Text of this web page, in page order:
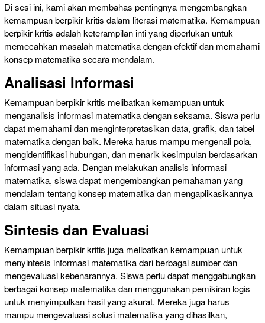
Di sesi ini, kami akan membahas pentingnya mengembangkan
kemampuan berpikir kritis dalam literasi matematika. Kemampuan
berpikir kritis adalah keterampilan inti yang diperlukan untuk
memecahkan masalah matematika dengan efektif dan memahami
konsep matematika secara mendalam.
Analisasi Informasi
Kemampuan berpikir kritis melibatkan kemampuan untuk
menganalisis informasi matematika dengan seksama. Siswa perlu
dapat memahami dan menginterpretasikan data, grafik, dan tabel
matematika dengan baik. Mereka harus mampu mengenali pola,
mengidentifikasi hubungan, dan menarik kesimpulan berdasarkan
informasi yang ada. Dengan melakukan analisis informasi
matematika, siswa dapat mengembangkan pemahaman yang
mendalam tentang konsep matematika dan mengaplikasikannya
dalam situasi nyata.
Sintesis dan Evaluasi
Kemampuan berpikir kritis juga melibatkan kemampuan untuk
menyintesis informasi matematika dari berbagai sumber dan
mengevaluasi kebenarannya. Siswa perlu dapat menggabungkan
berbagai konsep matematika dan menggunakan pemikiran logis
untuk menyimpulkan hasil yang akurat. Mereka juga harus
mampu mengevaluasi solusi matematika yang dihasilkan,